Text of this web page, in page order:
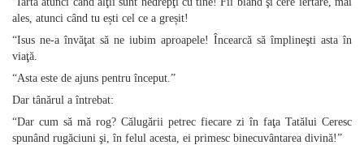
ales, atunci când tu ești cel ce a greșit!
“Isus ne‑a învăţat să ne iubim aproapele! Încearcă să împlineşti asta în
viaţă.
“Asta este de ajuns pentru început.”
Dar tânărul a întrebat:
“Dar cum să mă rog? Călugării petrec fiecare zi în faţa Tatălui Ceresc
spunând rugăciuni şi, în felul acesta, ei primesc binecuvântarea divină!”